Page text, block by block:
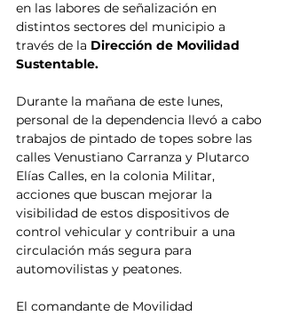
en las labores de señalización en
distintos sectores del municipio a
través de la Dirección de Movilidad
Sustentable.
Durante la mañana de este lunes,
personal de la dependencia llevó a cabo
trabajos de pintado de topes sobre las
calles Venustiano Carranza y Plutarco
Elías Calles, en la colonia Militar,
acciones que buscan mejorar la
visibilidad de estos dispositivos de
control vehicular y contribuir a una
circulación más segura para
automovilistas y peatones.
El comandante de Movilidad